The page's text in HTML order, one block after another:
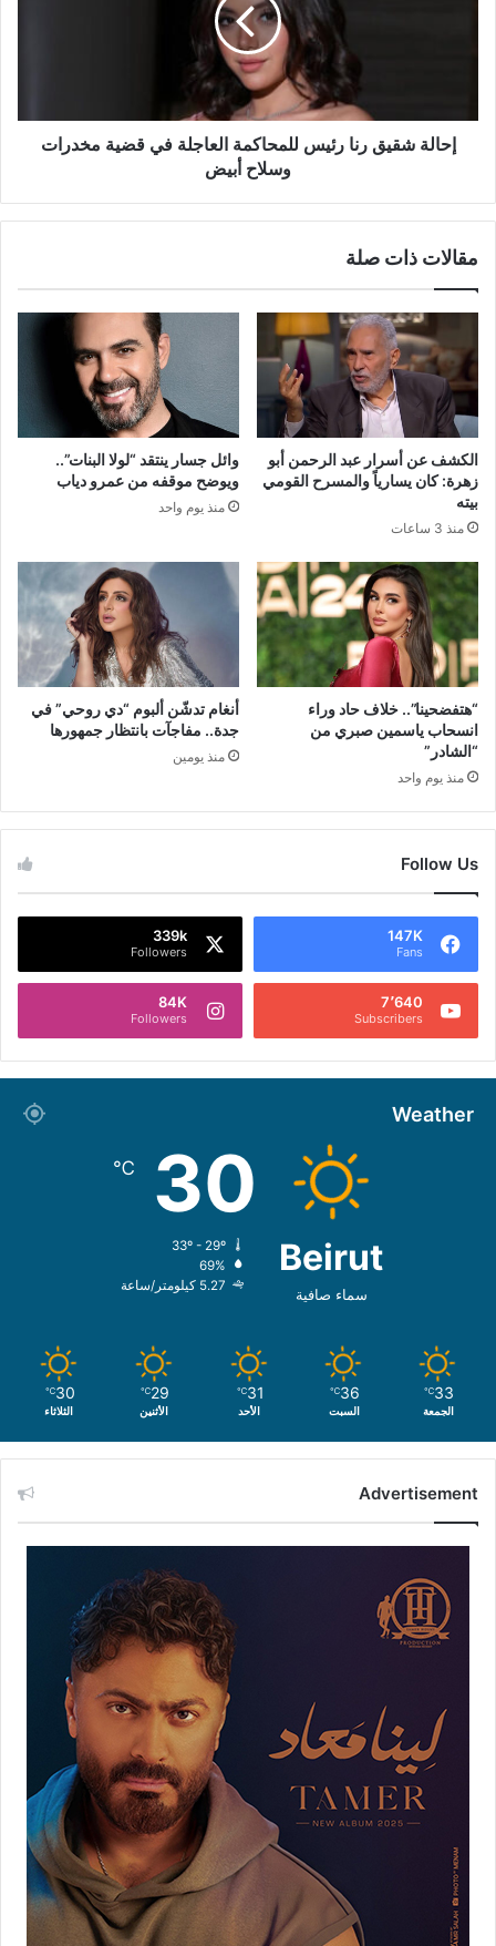
مخدرات
وسلاحإحالة شقيق رنا رئيس للمحاكمة العاجلة في قضية مخدرات
وسلاح أبيض
مقالات ذات صلة
الكشف عن أسرار عبد الرحمن أبو
زهرة: كان يسارياً والمسرح القومي
بيته
منذ 3 ساعات
وائل جسار ينتقد “لولا البنات”..
ويوضح موقفه من عمرو دياب
منذ يوم واحد
“هتفضحينا”.. خلاف حاد وراء
انسحاب ياسمين صبري من
“الشادر”
منذ يوم واحد
أنغام تدشّن ألبوم “دي روحي” في
جدة.. مفاجآت بانتظار جمهورها
منذ يومين
Follow Us
147K
Fans
339k
Followers
7٬640
Subscribers
84K
Followers
Weather
Beirut
سماء صافية
30
℃
69%
5.27 كيلومتر/ساعة
33
℃
الجمعة
36
℃
السبت
31
℃
الأحد
29
℃
الأثنين
30
℃
الثلاثاء
Advertisement